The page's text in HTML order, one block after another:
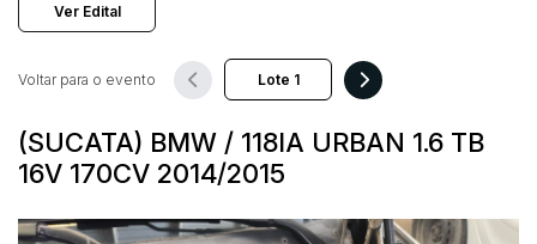
Ver Edital
(SUCATA) BMW / 118IA URBAN 1.6 TB
16V 170CV 2014/2015
Voltar para o evento